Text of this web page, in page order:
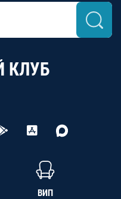
КЛУБ
ВИП